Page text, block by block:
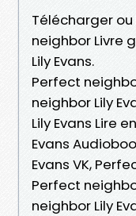
Télécharger
neighbor Livre
Lily Evans.
Perfect
neighbor Lily
Lily Evans Lire
Evans
Evans VK,
Perfect
neighbor Lily